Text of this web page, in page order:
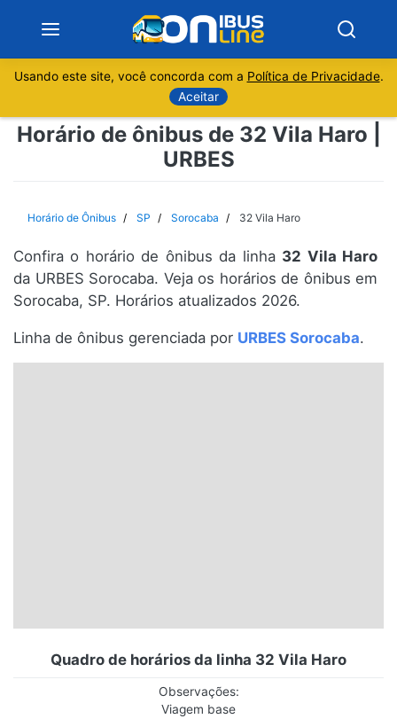
Sobre
Rio de Janeiro
Usando este site, você concorda com a Política de Privacidade.
Aceitar
Horário de ônibus de 32 Vila Haro |
URBES
Horário de Ônibus SP Sorocaba 32 Vila Haro
Confira o horário de ônibus da linha 32 Vila Haro
da URBES Sorocaba. Veja os horários de ônibus em
Sorocaba, SP. Horários atualizados 2026.
Linha de ônibus gerenciada por URBES Sorocaba.
Quadro de horários da linha 32 Vila Haro
Observações:
Viagem base